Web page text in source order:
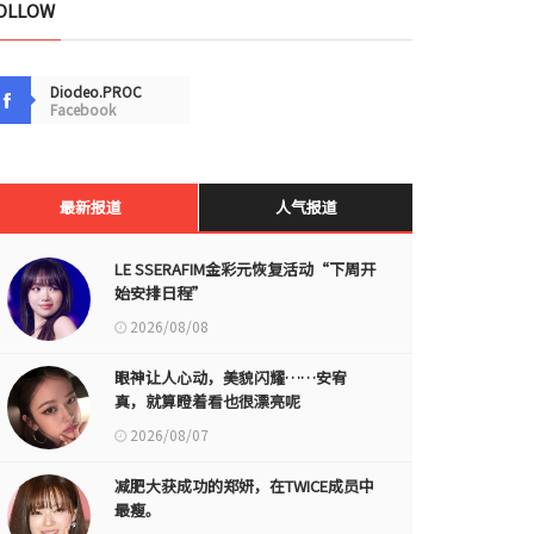
Diodeo.PROC
Facebook
最新报道 人气报道
LE SSERAFIM金彩元恢复活动“下周开
始安排日程”
2026/08/08
眼神让人心动，美貌闪耀……安宥
真，就算瞪着看也很漂亮呢
2026/08/07
减肥大获成功的郑妍，在TWICE成员中
最瘦。